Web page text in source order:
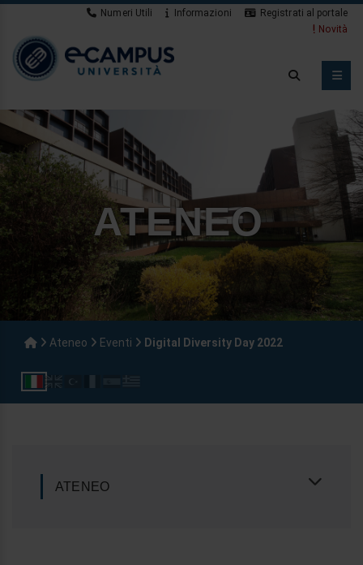
Numeri Utili Informazioni
Registrati al portale
Novità
ATENEO
Ateneo Eventi Digital Diversity Day 2022
ATENEO